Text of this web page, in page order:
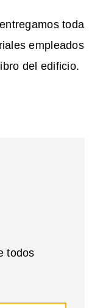
toda
empleados
del edificio.
todos